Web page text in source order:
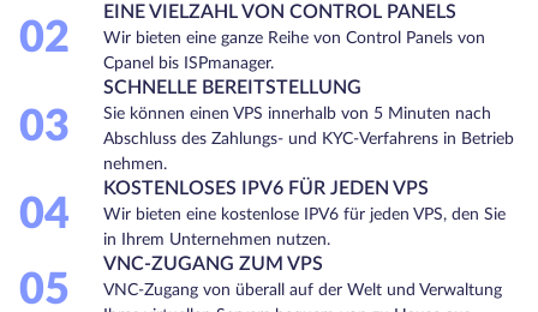
02
EINE VIELZAHL VON CONTROL PANELS
Wir bieten eine ganze Reihe von Control Panels von
Cpanel bis ISPmanager.
03
SCHNELLE BEREITSTELLUNG
Sie können einen VPS innerhalb von 5 Minuten nach
Abschluss des Zahlungs- und KYC-Verfahrens in Betrieb
nehmen.
04
KOSTENLOSES IPV6 FÜR JEDEN VPS
Wir bieten eine kostenlose IPV6 für jeden VPS, den Sie
in Ihrem Unternehmen nutzen.
05
VNC-ZUGANG ZUM VPS
VNC-Zugang von überall auf der Welt und Verwaltung